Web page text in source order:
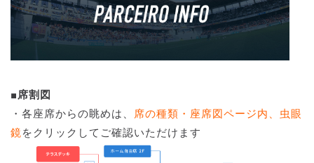
■席割図
・各座席からの眺めは、
席の種類・座席図ページ内、虫眼
鏡をクリックしてご確認いただけます